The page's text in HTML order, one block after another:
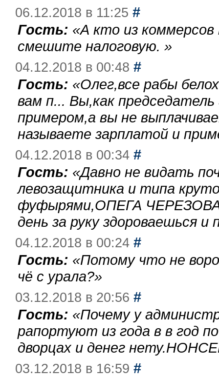
06.12.2018 в 11:25 #
Гость: «А кто из
смешите налоговую. »
04.12.2018 в 00:48 #
Гость: «Олег,все рабы
вам п... Вы,как
примером,а вы не
называете зарплатой и
04.12.2018 в 00:34 #
Гость: «Давно не видать
левозащитника и типа
фуфырями,ОПЕГА
день за руку здороваешься
04.12.2018 в 00:24 #
Гость: «Потому что не
чё с урала?»
03.12.2018 в 20:56 #
Гость: «Почему у
рапортуют из года в в год
дворцах и денег
03.12.2018 в 16:59 #